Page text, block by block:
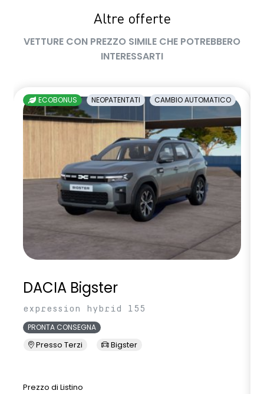
sedile passeggero regolabile in altezza
sedili posteriori ripiegabili 1/3 - 2/3
shark antenna
sistema di controllo della pressione pneumatici indiretto
sistema di frenata d'emergenza attiva
sistema multimediale openR link 10.4" con Google integrato
volante in pelle
Altre offerte
VETTURE CON PREZZO SIMILE CHE POTREBBERO
INTERESSARTI
ECOBONUS NEOPATENTATI CAMBIO AUTOMATICO
DACIA Bigster
expression hybrid 155
PRONTA CONSEGNA
Presso Terzi Bigster
Prezzo di Listino